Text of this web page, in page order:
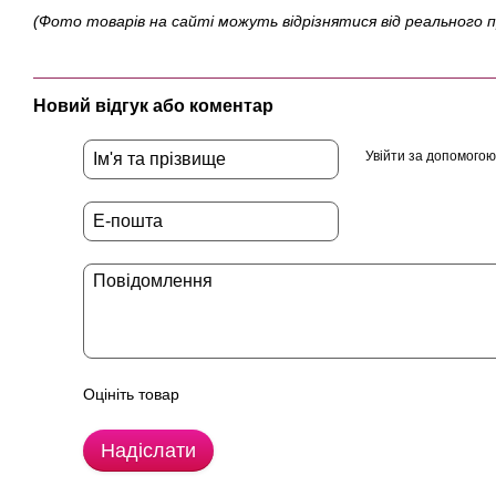
(Фото товарів на сайті можуть відрізнятися від реального
Новий відгук або коментар
Увійти за допомогою
Оцініть товар
Надіслати